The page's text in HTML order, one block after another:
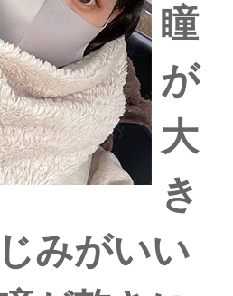
瞳
が
大
き
みがいい